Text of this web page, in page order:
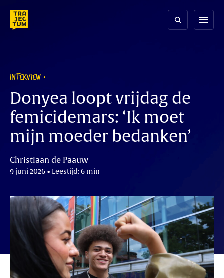
content
menu
INTERVIEW
Donyea loopt vrijdag de
femicidemars: ‘Ik moet
mijn moeder bedanken’
Christiaan de Paauw
9 juni 2026 • Leestijd: 6 min